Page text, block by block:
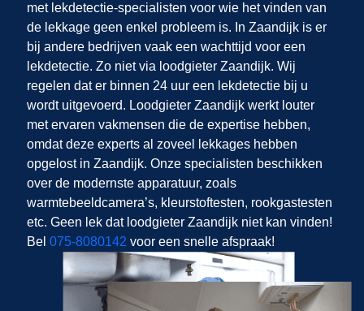
met lekdetectie-specialisten voor wie het vinden van
de lekkage geen enkel probleem is. In Zaandijk is er
bij andere bedrijven vaak een wachttijd voor een
lekdetectie. Zo niet via loodgieter Zaandijk. Wij
regelen dat er binnen 24 uur een lekdetectie bij u
wordt uitgevoerd. Loodgieter Zaandijk werkt louter
met ervaren vakmensen die de expertise hebben,
omdat deze experts al zoveel lekkages hebben
opgelost in Zaandijk. Onze specialisten beschikken
over de modernste apparatuur, zoals
warmtebeeldcamera’s, kleurstoftesten, rookgastesten
etc. Geen lek dat loodgieter Zaandijk niet kan vinden!
Bel 075-8080142 voor een snelle afspraak!